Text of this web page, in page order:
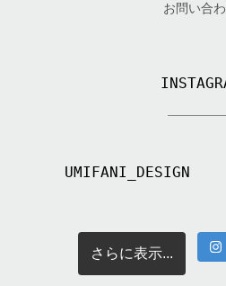
お問い合
UMIFANI_DESIGN
さらに表示...